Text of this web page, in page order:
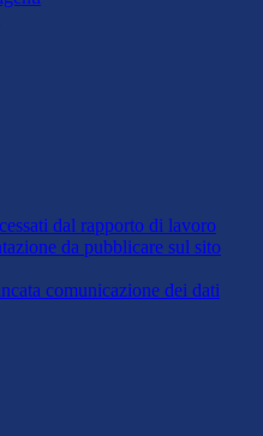
dal rapporto di lavoro
da pubblicare sul sito
comunicazione dei dati